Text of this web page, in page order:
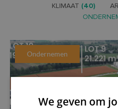
KLIMAAT (40)
Ondernemen
We geven om